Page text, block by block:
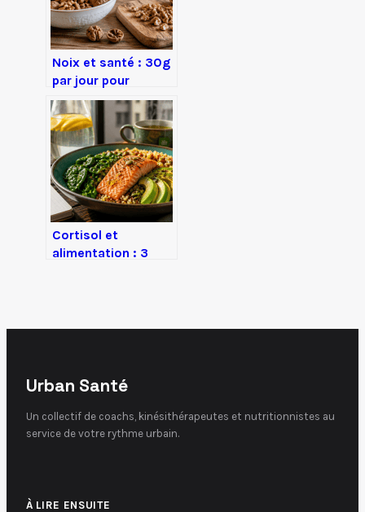
Noix et santé : 30g
par jour pour
protéger votre
cœur et votre
cerveau
Cortisol et
alimentation : 3
Urban Santé
Un collectif de coachs, kinésithérapeutes et nutritionnistes au
service de votre rythme urbain.
À LIRE ENSUITE